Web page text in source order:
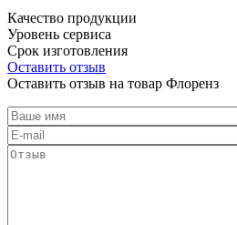
Качество продукции
Уровень сервиса
Срок изготовления
Оставить отзыв
Оставить отзыв на товар Флоренз